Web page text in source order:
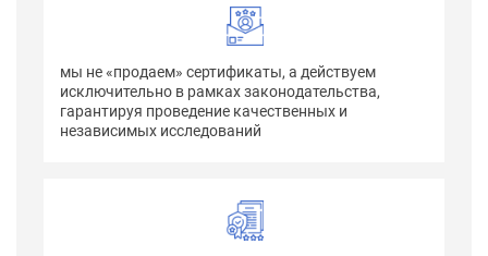
мы не «продаем» сертификаты, а действуем
исключительно в рамках законодательства,
гарантируя проведение качественных и
независимых исследований